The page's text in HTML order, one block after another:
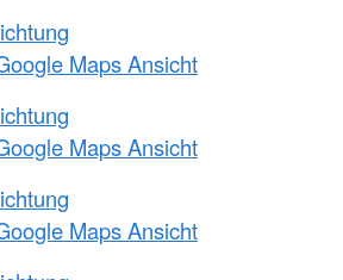
Maps Ansicht
Maps Ansicht
Maps Ansicht